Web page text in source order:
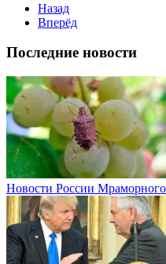
Назад
Вперёд
Последние новости
Новости России